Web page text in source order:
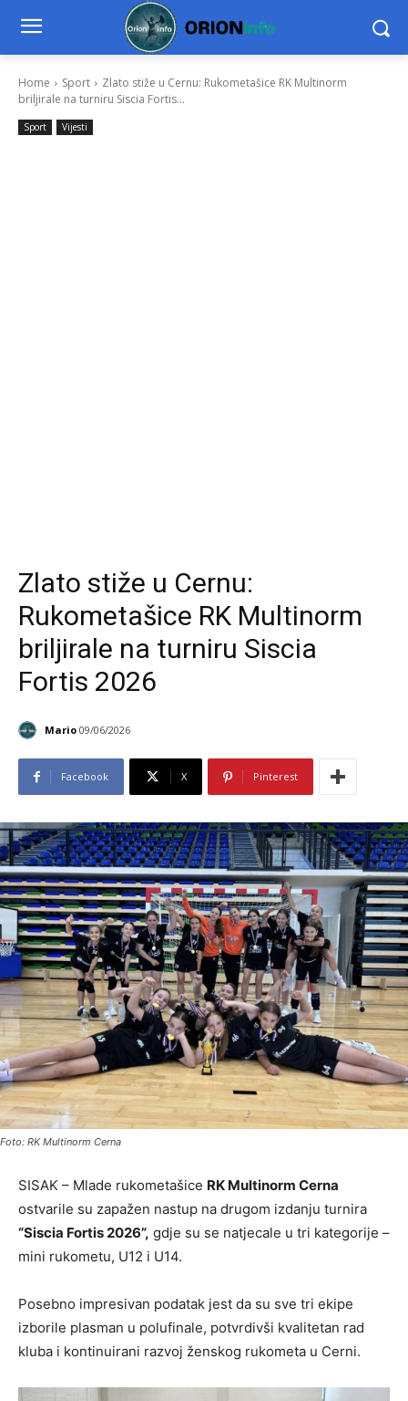
Home Sport
Zlato stiže u Cernu: Rukometašice RK Multinorm
briljirale na turniru Siscia Fortis...
Sport Vijesti
Zlato stiže u Cernu:
Rukometašice RK Multinorm
briljirale na turniru Siscia
Fortis 2026
Mario 09/06/2026
Facebook X Pinterest
Foto: RK Multinorm Cerna
SISAK – Mlade rukometašice RK Multinorm Cerna
ostvarile su zapažen nastup na drugom izdanju turnira
“Siscia Fortis 2026”, gdje su se natjecale u tri kategorije –
mini rukometu, U12 i U14.
Posebno impresivan podatak jest da su sve tri ekipe
izborile plasman u polufinale, potvrdivši kvalitetan rad
kluba i kontinuirani razvoj ženskog rukometa u Cerni.